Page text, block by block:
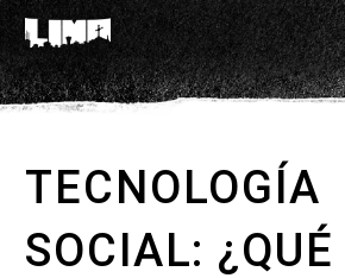
TECNOLOGÍA
SOCIAL: ¿QUÉ